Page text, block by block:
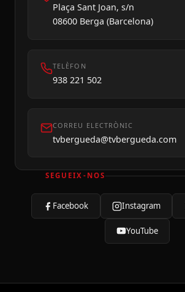
Plaça Sant Joan, s/n
08600 Berga (Barcelona)
TELÈFON
938 221 502
CORREU ELECTRÒNIC
tvbergueda@tvbergueda.com
SEGUEIX-NOS
Facebook Instagram
YouTube